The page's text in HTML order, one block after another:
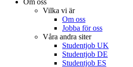
Om oss
Vilka vi är
Om oss
Jobba för oss
Våra andra siter
Studentjob UK
Studentjob DE
Studentjob ES